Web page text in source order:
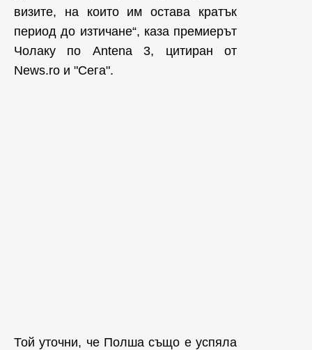
визите, на които им остава кратък
период до изтичане“, каза премиерът
Чолаку по Antena 3, цитиран от
News.ro и "Сега".
Той уточни, че Полша също е успяла